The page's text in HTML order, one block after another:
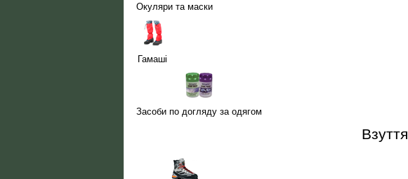
Окуляри та маски
Гамаші
Засоби по догляду за одягом
Взуття